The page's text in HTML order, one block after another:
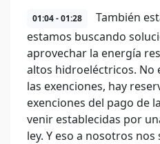
01:04 - 01:28
También
estamos buscando
aprovechar la energía
altos hidroeléctricos. No
las exenciones, hay
exenciones del pago de
venir establecidas por
ley. Y eso a nosotros nos